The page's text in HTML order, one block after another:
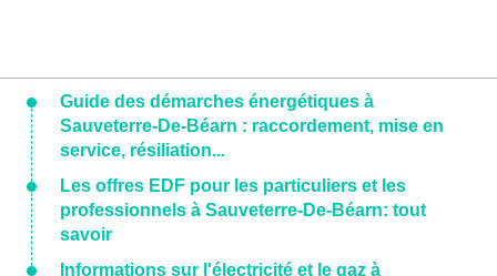
Guide des démarches énergétiques à
Sauveterre-De-Béarn : raccordement, mise en
service, résiliation...
Les offres EDF pour les particuliers et les
professionnels à Sauveterre-De-Béarn: tout
savoir
Informations sur l'électricité et le gaz à